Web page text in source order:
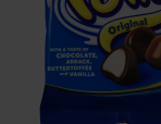
chokoladesmag.
smagen af
at tage kun en.